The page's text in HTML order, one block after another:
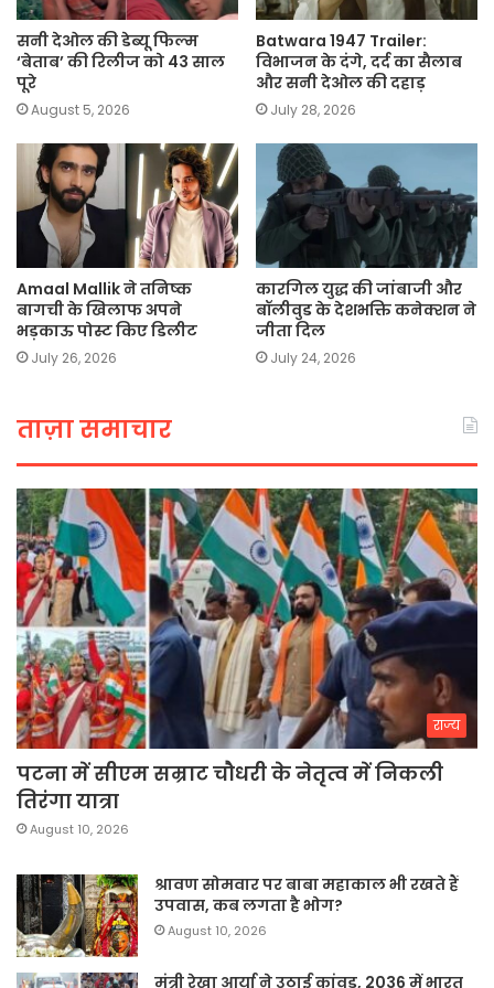
सनी देओल की डेब्यू फिल्म
‘बेताब’ की रिलीज को 43 साल
पूरे
August 5, 2026
Batwara 1947 Trailer:
विभाजन के दंगे, दर्द का सैलाब
और सनी देओल की दहाड़
July 28, 2026
Amaal Mallik ने तनिष्क
बागची के खिलाफ अपने
भड़काऊ पोस्ट किए डिलीट
July 26, 2026
कारगिल युद्ध की जांबाजी और
बॉलीवुड के देशभक्ति कनेक्शन ने
जीता दिल
July 24, 2026
ताज़ा समाचार
राज्य
पटना में सीएम सम्राट चौधरी के नेतृत्व में निकली
तिरंगा यात्रा
August 10, 2026
श्रावण सोमवार पर बाबा महाकाल भी रखते हैं
उपवास, कब लगता है भोग?
August 10, 2026
मंत्री रेखा आर्या ने उठाई कांवड़, 2036 में भारत